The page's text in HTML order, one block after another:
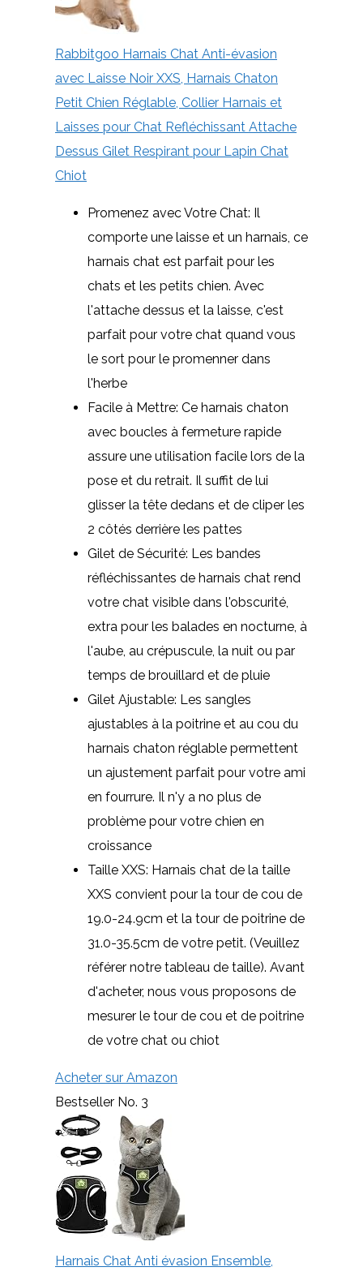
Rabbitgoo Harnais Chat Anti-évasion
avec Laisse Noir XXS, Harnais Chaton
Petit Chien Réglable, Collier Harnais et
Laisses pour Chat Refléchissant Attache
Dessus Gilet Respirant pour Lapin Chat
Chiot
Promenez avec Votre Chat: Il
comporte une laisse et un harnais, ce
harnais chat est parfait pour les
chats et les petits chien. Avec
l'attache dessus et la laisse, c'est
parfait pour votre chat quand vous
le sort pour le promenner dans
l'herbe
Facile à Mettre: Ce harnais chaton
avec boucles à fermeture rapide
assure une utilisation facile lors de la
pose et du retrait. Il suffit de lui
glisser la tête dedans et de cliper les
2 côtés derrière les pattes
Gilet de Sécurité: Les bandes
réfléchissantes de harnais chat rend
votre chat visible dans l'obscurité,
extra pour les balades en nocturne, à
l'aube, au crépuscule, la nuit ou par
temps de brouillard et de pluie
Gilet Ajustable: Les sangles
ajustables à la poitrine et au cou du
harnais chaton réglable permettent
un ajustement parfait pour votre ami
en fourrure. Il n'y a no plus de
problème pour votre chien en
croissance
Taille XXS: Harnais chat de la taille
XXS convient pour la tour de cou de
19.0-24.9cm et la tour de poitrine de
31.0-35.5cm de votre petit. (Veuillez
référer notre tableau de taille). Avant
d'acheter, nous vous proposons de
mesurer le tour de cou et de poitrine
de votre chat ou chiot
Acheter sur Amazon
Bestseller No. 3
Harnais Chat Anti évasion Ensemble,